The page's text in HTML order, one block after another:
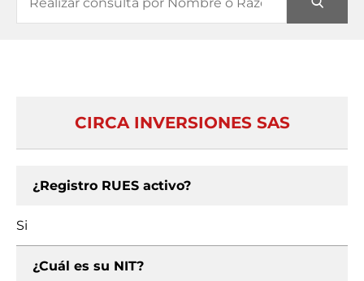
CIRCA INVERSIONES SAS
¿Registro RUES activo?
Si
¿Cuál es su NIT?